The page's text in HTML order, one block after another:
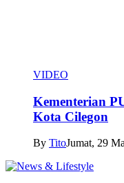
VIDEO
Kementerian
Kota Cilegon
By TitoJumat, 29